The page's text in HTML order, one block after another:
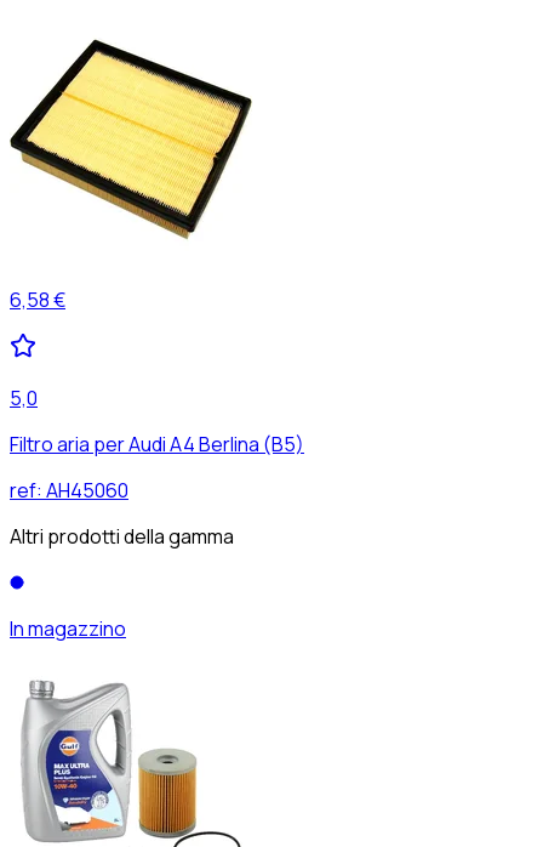
6,58 €
5,0
Filtro aria per Audi A4 Berlina (B5)
ref: AH45060
Altri prodotti della gamma
In magazzino